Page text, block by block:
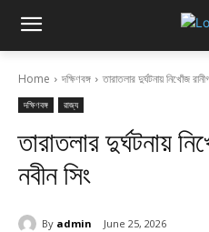
Home দক্ষিণবঙ্গ তারাতলার দুর্ঘটনায় নিখোঁজ
দক্ষিণবঙ্গ রাজ্য
তারাতলার দুর্ঘটনায়
নবীন সিং
By admin June 25, 2026